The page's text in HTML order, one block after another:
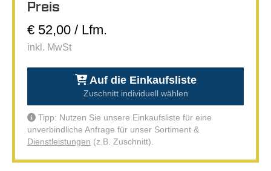
Preis
€ 52,00 / Lfm.
inkl. MwSt
Auf die Einkaufsliste
Zuschnitt individuell wählen
Tipp: Nutzen Sie unsere Einkaufsliste für eine
unverbindliche Anfrage für unser Sortiment &
Dienstleistungen (z.B. Zuschnitt).